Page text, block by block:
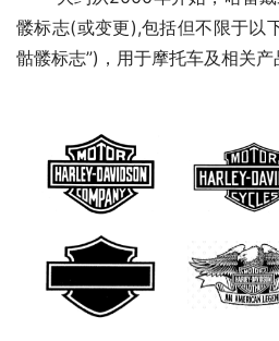
髅标志(或变更),包括但不限于以
骷髅标志”)，用于摩托车及相关产